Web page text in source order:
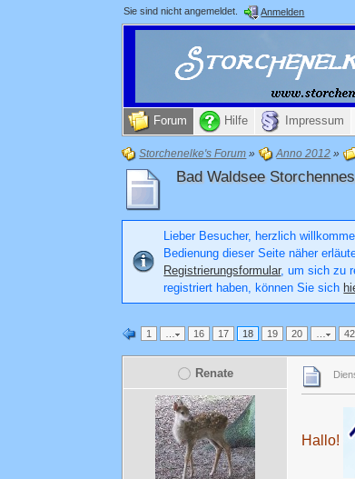
Sie sind nicht angemeldet. Anmelden
Forum Hilfe Impressum
Storchenelke's Forum » Anno 2012 »
Bad Waldsee
Lieber Besucher, herzlich
Bedienung dieser Seite näher
Registrierungsformular, um sich zu
registriert haben, können Sie sich
1 … 16 17 18 19 20 … 42
Renate
Hallo!